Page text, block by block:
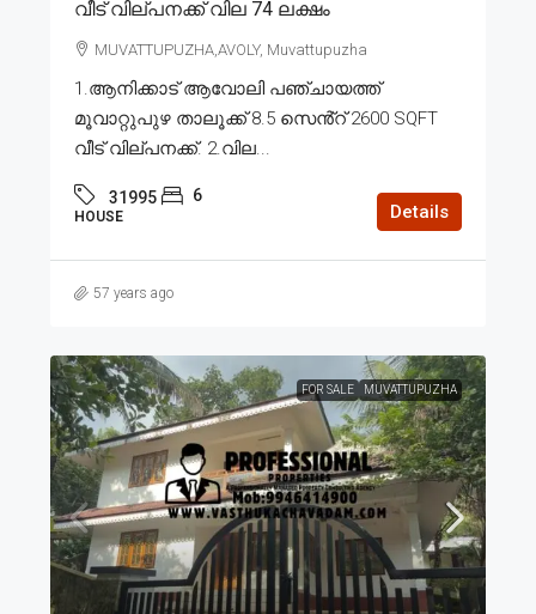
വീട് വില്പനക്ക് വില 74 ലക്ഷം
MUVATTUPUZHA,AVOLY, Muvattupuzha
1.ആനിക്കാട് ആവോലി പഞ്ചായത്ത്
മൂവാറ്റുപുഴ താലൂക്ക് 8.5 സെൻ്റ് 2600 SQFT
വീട് വില്പനക്ക്. 2.വില...
31995 6
HOUSE Details
57 years ago
FOR SALE MUVATTUPUZHA